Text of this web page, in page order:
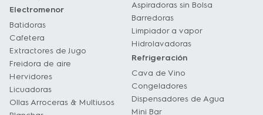
Electromenor
Batidoras
Cafetera
Extractores de Jugo
Freidora de aire
Hervidores
Licuadoras
Ollas Arroceras & Multiusos
Aspiradoras sin Bolsa
Barredoras
Limpiador a vapor
Hidrolavadoras
Refrigeración
Cava de Vino
Congeladores
Dispensadores de Agua
Mini Bar